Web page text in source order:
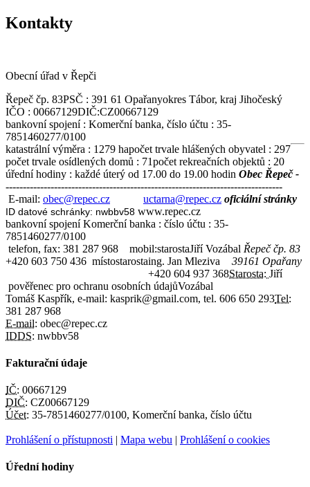
Kontakty
Obecní úřad v Řepči
Řepeč čp. 83PSČ : 391 61 Opařanyokres Tábor, kraj Jihočeský
IČO : 00667129DIČ:CZ00667129
bankovní spojení : Komerční banka, číslo účtu : 35-
7851460277/0100
katastrální výměra : 1279 hapočet trvale hlášených obyvatel : 297
počet trvale osídlených domů : 71počet rekreačních objektů : 20
úřední hodiny : každé úterý od 17.00 do 19.00 hodin
--------------------------------------------------------------------------------
E-mail: obec@repec.cz uctarna@repec.cz
ID datové schránky: nwbbv58 www.repec.cz
bankovní spojení Komerční banka : číslo účtu : 35-
7851460277/0100
telefon, fax: 381 287 968
mobil:starostaJiří Vozábal
+420 603 750 436 místostarostaing. Jan Mleziva
+420 604 937 368
pověřenec pro ochranu osobních údajů
Tomáš Kaspřík, e-mail: kasprik@gmail.com, tel. 606 650 293
Obec Řepeč -
oficiální stránky
Řepeč čp. 83
39161 Opařany
Starosta: Jiří
Vozábal
Tel:
381 287 968
E-mail: obec@repec.cz
IDDS: nwbbv58
Fakturační údaje
IČ: 00667129
DIČ: CZ00667129
Účet: 35-7851460277/0100, Komerční banka, číslo účtu
Prohlášení o přístupnosti | Mapa webu | Prohlášení o cookies
Úřední hodiny